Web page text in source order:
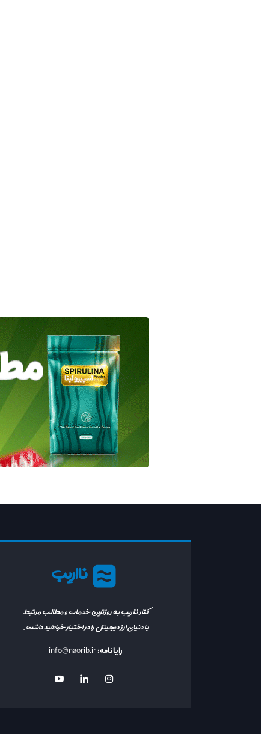
نااریب
کنار نااریب به روزترین خدمات و مطالب مرتبط
با دنیای ارز دیجیتال را در اختیار خواهید داشت.
رایانامه:info@naorib.ir